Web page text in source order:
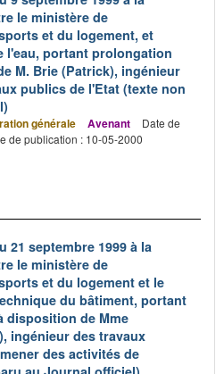
le ministère de
et du logement, et
l'eau, portant prolongation
M. Brie (Patrick), ingénieur
publics de l'Etat (texte non
générale Avenant
Date de
de publication : 10-05-2000
21 septembre 1999 à la
le ministère de
et du logement et le
du bâtiment, portant
disposition de Mme
ingénieur des travaux
des activités de